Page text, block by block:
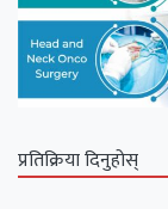
प्रतिक्रिया दिनुहोस्